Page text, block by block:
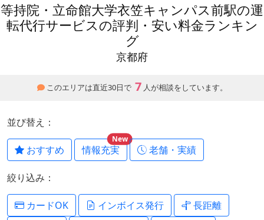
等持院・立命館大学衣笠キャンパス前駅の運
転代行サービスの評判・安い料金ランキン
グ
京都府
このエリアは直近30日で 7 人が相談をしています。
並び替え：
おすすめ 情報充実
New
老舗・実績
絞り込み：
カードOK インボイス発行
長距離